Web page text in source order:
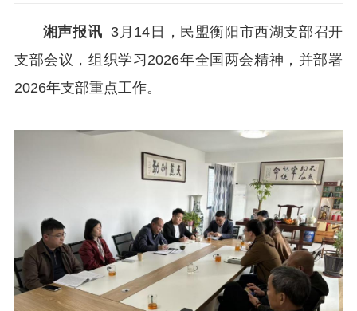
湘声报讯 3月14日，民盟衡阳市西湖支部召开
支部会议，组织学习2026年全国两会精神，并部署
2026年支部重点工作。